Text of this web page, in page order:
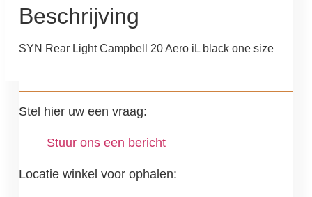
Beschrijving
SYN Rear Light Campbell 20 Aero iL black one size
Stel hier uw een vraag:
Stuur ons een bericht
Locatie winkel voor ophalen: